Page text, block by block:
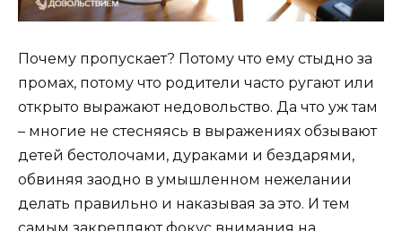
Почему пропускает? Потому что ему стыдно за
промах, потому что родители часто ругают или
открыто выражают недовольство. Да что уж там
– многие не стесняясь в выражениях обзывают
детей бестолочами, дураками и бездарями,
обвиняя заодно в умышленном нежелании
делать правильно и наказывая за это. И тем
самым закрепляют фокус внимания на